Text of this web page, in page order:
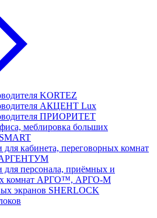
KORTEZ
АКЦЕНТ Lux
ПРИОРИТЕТ
меблировка больших
для кабинета, переговорных комнат
АРГЕНТУМ
для персонала, приёмных и
комнат АРГО™, АРГО-М
экранов SHERLOCK